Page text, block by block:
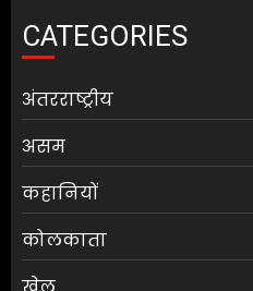
CATEGORIES
अंतरराष्ट्रीय
असम
कहानियों
कोलकाता